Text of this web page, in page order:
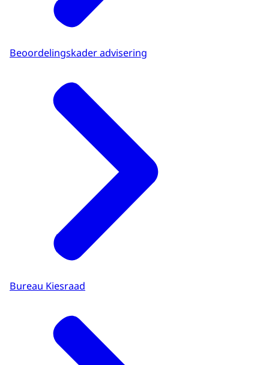
Beoordelingskader advisering
Bureau Kiesraad